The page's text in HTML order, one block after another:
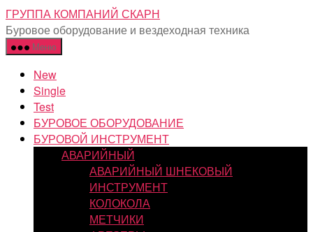
Перейти
к
содержимому
ГРУППА КОМПАНИЙ СКАРН
Буровое оборудование и вездеходная техника
Меню
New
Single
Test
БУРОВОЕ ОБОРУДОВАНИЕ
БУРОВОЙ ИНСТРУМЕНТ
АВАРИЙНЫЙ
АВАРИЙНЫЙ ШНЕКОВЫЙ
ИНСТРУМЕНТ
КОЛОКОЛА
МЕТЧИКИ